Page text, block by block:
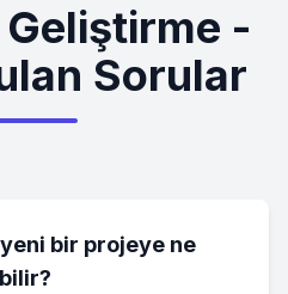
-
Sorular
bir projeye ne